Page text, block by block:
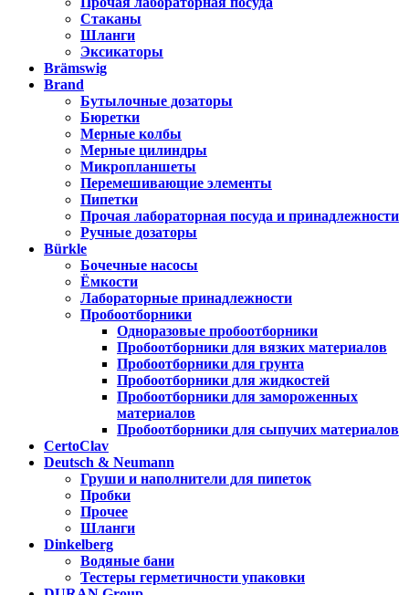
Стаканы
Шланги
Эксикаторы
Brämswig
Brand
Бутылочные дозаторы
Бюретки
Мерные колбы
Мерные цилиндры
Микропланшеты
Перемешивающие элементы
Пипетки
Прочая лабораторная посуда и принадлежности
Ручные дозаторы
Bürkle
Бочечные насосы
Ёмкости
Лабораторные принадлежности
Пробоотборники
Одноразовые пробоотборники
Пробоотборники для вязких материалов
Пробоотборники для грунта
Пробоотборники для жидкостей
Пробоотборники для замороженных
материалов
Пробоотборники для сыпучих материалов
CertoClav
Deutsch & Neumann
Груши и наполнители для пипеток
Пробки
Прочее
Шланги
Dinkelberg
Водяные бани
Тестеры герметичности упаковки